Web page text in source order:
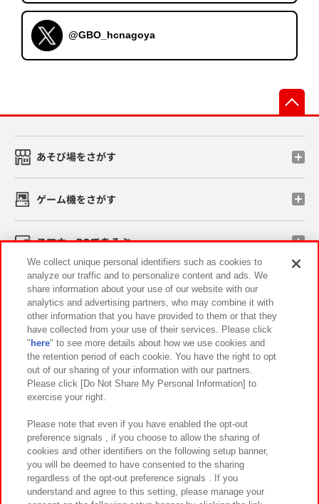
@GBO_hcnagoya
あそび場をさがす
ゲーム機をさがす
スマホ・PCであそぶ
イベント・キャンペーン
関連会社 サステナビリティ サイトポリシー
プライバシーポリシー ウェブアクセシビリティ方針と検証結果
お取引先さまとともに
カスタマーハラスメント対応方針 よくあるご質問・お問い合わせ
We collect unique personal identifiers such as cookies to
analyze our traffic and to personalize content and ads. We
share information about your use of our website with our
analytics and advertising partners, who may combine it with
other information that you have provided to them or that they
have collected from your use of their services. Please click
" here" to see more details about how we use cookies and
the retention period of each cookie. You have the right to opt
out of our sharing of your information with our partners.
Please click [Do Not Share My Personal Information] to
exercise your right.
Please note that even if you have enabled the opt-out
preference signals , if you choose to allow the sharing of
cookies and other identifiers on the following setup banner,
you will be deemed to have consented to the sharing
regardless of the opt-out preference signals . If you
understand and agree to this setting, please manage your